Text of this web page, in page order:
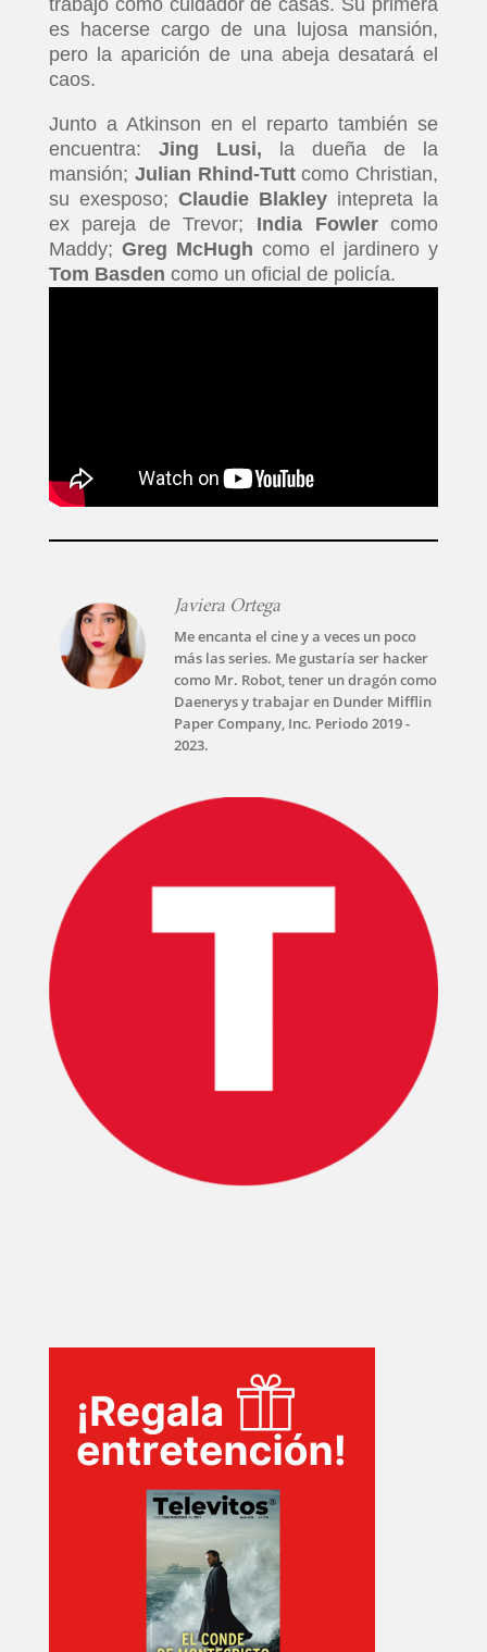
trabajo como cuidador de casas. Su primera
es hacerse cargo de una lujosa mansión,
pero la aparición de una abeja desatará el
caos.
Junto a Atkinson en el reparto también se
encuentra: Jing Lusi, la dueña de la
mansión; Julian Rhind-Tuttcomo Christian,
su exesposo; Claudie Blakley intepreta la
ex pareja de Trevor; India Fowlercomo
Maddy;Greg McHugh como el jardinero y
Tom Basden como un oficial de policía.
Javiera Ortega
Me encanta el cine y a veces un poco
más las series. Me gustaría ser hacker
como Mr. Robot, tener un dragón como
Daenerys y trabajar en Dunder Mifflin
Paper Company, Inc. Periodo 2019 -
2023.